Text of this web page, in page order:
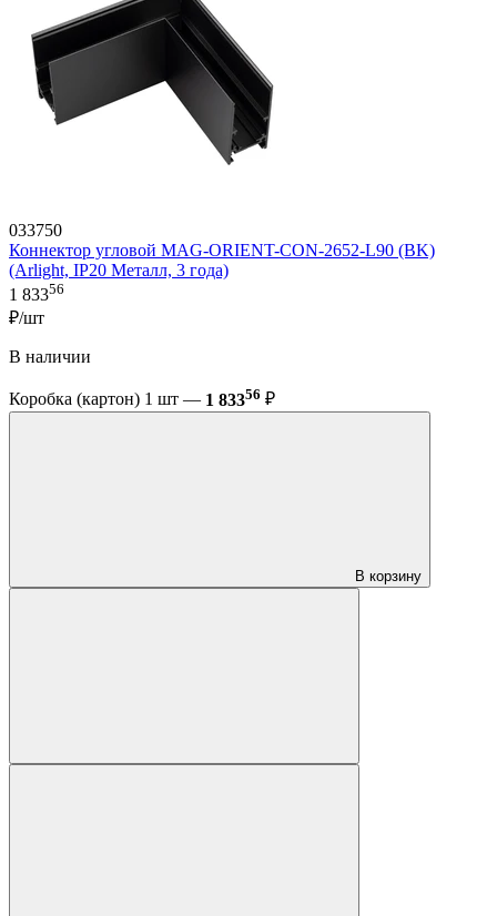
033750
Коннектор угловой MAG-ORIENT-CON-2652-L90 (BK)
(Arlight, IP20 Металл, 3 года)
1 83356
₽/шт
В наличии
Коробка (картон) 1 шт — 1 83356 ₽
В корзину